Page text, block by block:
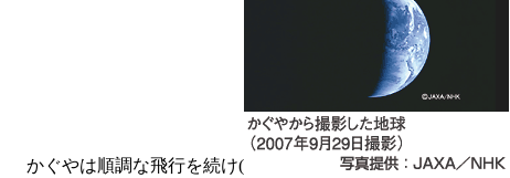
かぐやは順調な飛行を続け(